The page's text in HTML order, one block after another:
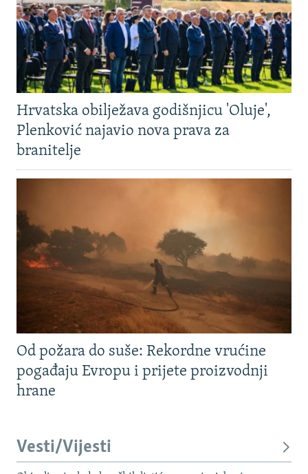
Hrvatska obilježava godišnjicu 'Oluje',
Plenković najavio nova prava za
branitelje
Od požara do suše: Rekordne vrućine
pogađaju Evropu i prijete proizvodnji
hrane
Vesti/Vijesti